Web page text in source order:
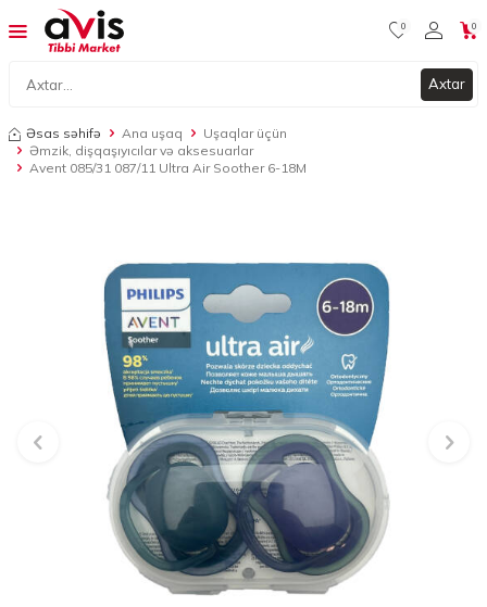
Axtar
0 0
Əsas səhifə Ana uşaq
Uşaqlar üçün
Əmzik, dişqaşıyıcılar və aksesuarlar
Avent 085/31 087/11 Ultra Air Soother 6-18M